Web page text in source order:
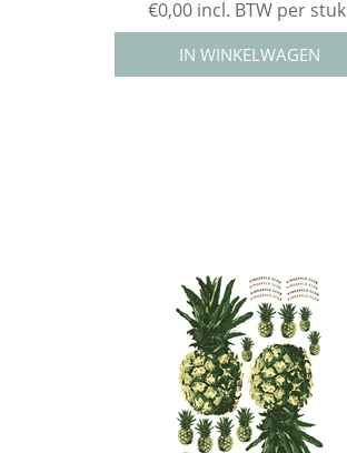
€0,00 incl. BTW per stuk